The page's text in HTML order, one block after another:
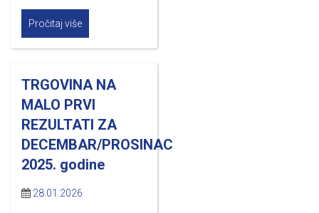
Pročitaj više
TRGOVINA NA
MALO PRVI
REZULTATI ZA
DECEMBAR/PROSINAC
2025. godine
28.01.2026